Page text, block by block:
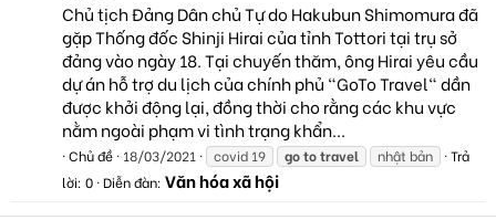
Chủ tịch Đảng Dân chủ Tự do Hakubun Shimomura đã
gặp Thống đốc Shinji Hirai của tỉnh Tottori tại trụ sở
đảng vào ngày 18. Tại chuyến thăm, ông Hirai yêu cầu
dự án hỗ trợ du lịch của chính phủ "GoTo Travel" dần
được khởi động lại, đồng thời cho rằng các khu vực
nằm ngoài phạm vi tình trạng khẩn...
Chủ đề 18/03/2021 covid 19 gototravel nhật bản
Trả
lời: 0 Diễn đàn: Văn hóa xã hội